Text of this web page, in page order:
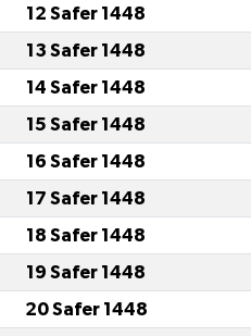
12 Safer 1448
13 Safer 1448
14 Safer 1448
15 Safer 1448
16 Safer 1448
17 Safer 1448
18 Safer 1448
19 Safer 1448
20 Safer 1448